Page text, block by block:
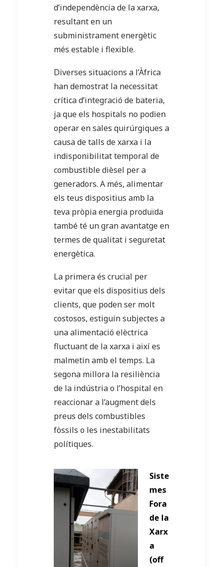
d’independència de la xarxa,
resultant en un
subministrament energètic
més estable i flexible.
Diverses situacions a l’Àfrica
han demostrat la necessitat
crítica d’integració de bateria,
ja que els hospitals no podien
operar en sales quirúrgiques a
causa de talls de xarxa i la
indisponibilitat temporal de
combustible dièsel per a
generadors. A més, alimentar
els teus dispositius amb la
teva pròpia energia produïda
també té un gran avantatge en
termes de qualitat i seguretat
energètica.
La primera és crucial per
evitar que els dispositius dels
clients, que poden ser molt
costosos, estiguin subjectes a
una alimentació elèctrica
fluctuant de la xarxa i així es
malmetin amb el temps. La
segona millora la resiliència
de la indústria o l’hospital en
reaccionar a l’augment dels
preus dels combustibles
fòssils o les inestabilitats
polítiques.
Siste
mes
Fora
de la
Xarx
a
(off